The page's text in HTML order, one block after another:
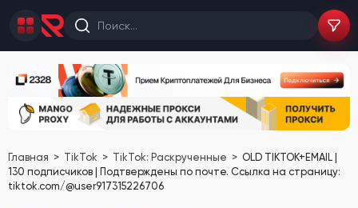
Главная TikTok TikTok: Раскрученные
OLD TIKTOK+EMAIL |
130 подписчиков | Подтверждены по почте. Ссылка на страницу:
tiktok.com/@user917315226706